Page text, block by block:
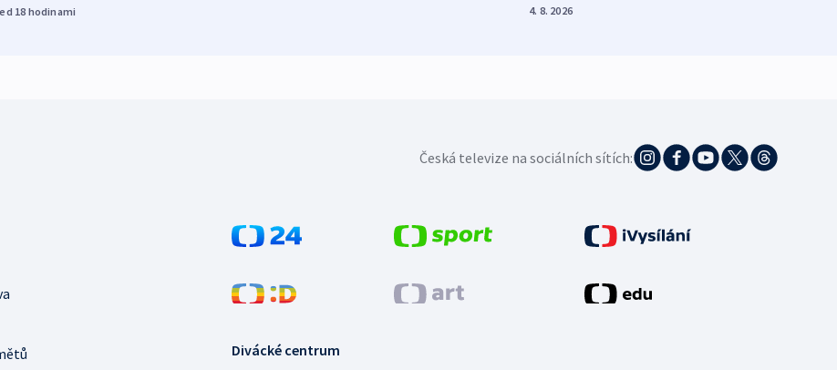
18 hodinami 4. 8. 2026
Česká televize na sociálních sítích:
Divácké centrum